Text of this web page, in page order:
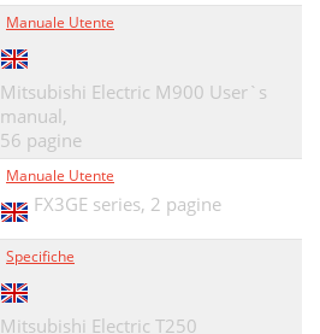
Manuale Utente
Mitsubishi Electric M900 User`s
manual,
56 pagine
Manuale Utente
FX3GE series, 2 pagine
Specifiche
Mitsubishi Electric T250